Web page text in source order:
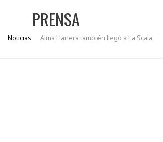
PRENSA
Noticias Alma Llanera también llegó a La Scala